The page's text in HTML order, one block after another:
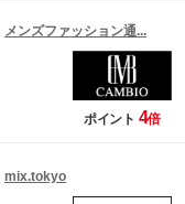
メンズファッション通...
ポイント 4倍
mix.tokyo